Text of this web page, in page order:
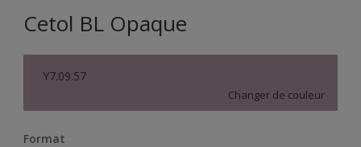
Cetol BL Opaque
Y7.09.57
Changer de couleur
Format